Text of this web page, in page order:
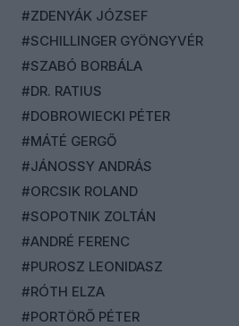
#ZDENYÁK JÓZSEF
#SCHILLINGER GYÖNGYVÉR
#SZABÓ BORBÁLA
#DR. RATIUS
#DOBROWIECKI PÉTER
#MÁTÉ GERGŐ
#JÁNOSSY ANDRÁS
#ORCSIK ROLAND
#SOPOTNIK ZOLTÁN
#ANDRÉ FERENC
#PUROSZ LEONIDASZ
#RÓTH ELZA
#PORTÖRŐ PÉTER